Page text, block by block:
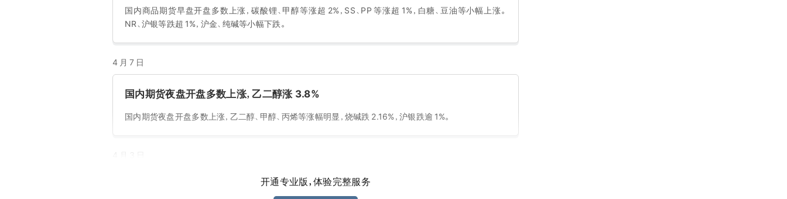
国内商品期货早盘开盘多数上涨，碳酸锂、甲醇等涨超 2%，SS、PP 等涨超 1%，白糖、豆油等小幅上涨。
NR、沪银等跌超 1%，沪金、纯碱等小幅下跌。
4 月 7 日
国内期货夜盘开盘多数上涨，乙二醇涨 3.8%
国内期货夜盘开盘多数上涨，乙二醇、甲醇、丙烯等涨幅明显，烧碱跌 2.16%，沪银跌逾 1%。
国内期货主力合约涨跌不一，多晶硅跌超 5%
开通专业版，体验完整服务